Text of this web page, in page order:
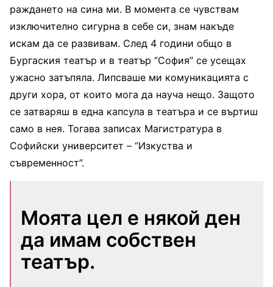
раждането на сина ми. В момента се чувствам
изключително сигурна в себе си, знам накъде
искам да се развивам. След 4 години общо в
Бургаския театър и в театър “София” се усещах
ужасно затъпяла. Липсваше ми комуникацията с
други хора, от които мога да науча нещо. Защото
се затваряш в една капсула в театъра и се въртиш
само в нея. Тогава записах Магистратура в
Софийски университет – “Изкуства и
съвременност”.
Моята цел е някой ден
да имам собствен
театър.